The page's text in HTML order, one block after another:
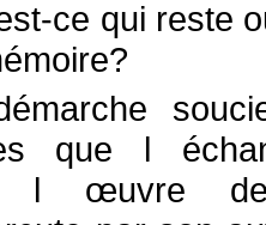
ce qui reste
que l
l œuvre